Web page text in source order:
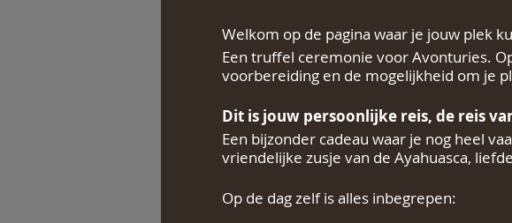
Welkom op de pagina waar je jouw plek
Een truffel ceremonie voor Avonturies.
voorbereiding en de mogelijkheid om je
Dit is jouw persoonlijke reis, de reis
Een bijzonder cadeau waar je nog heel
vriendelijke zusje van de Ayahuasca,
Op de dag zelf is alles inbegrepen: